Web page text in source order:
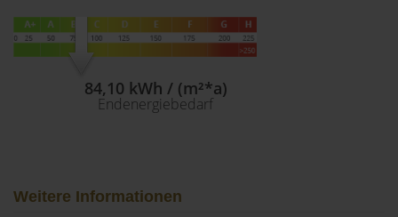
84,10 kWh / (m²*a)
Endenergiebedarf
Weitere Informationen